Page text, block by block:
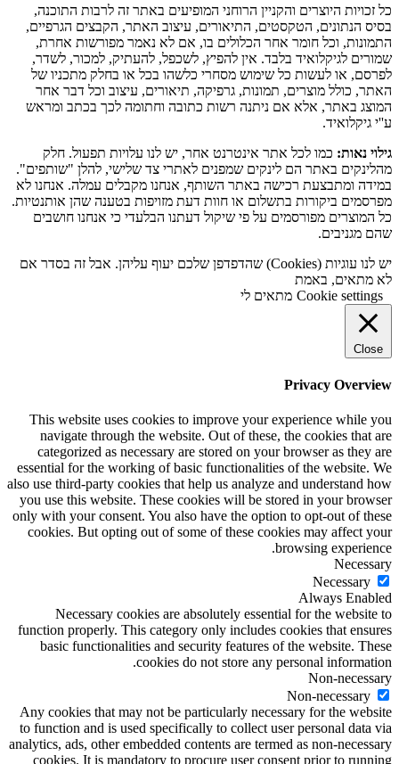
כל זכויות היוצרים והקניין הרוחני המופיעים באתר זה לרבות התוכנה,
בסיס הנתונים, הטקסטים, התיאורים, עיצוב האתר, הקבצים הגרפיים,
התמונות, וכל חומר אחר הכלולים בו, אם לא נאמר מפורשות אחרת,
שמורים לגיקלואיד בלבד. אין להפיץ, לשכפל, להעתיק, למכור, לשדר,
לפרסם, או לעשות כל שימוש מסחרי כלשהו בכל או בחלק מתכניו של
האתר, כולל מוצרים, תמונות, גרפיקה, תיאורים, עיצוב וכל דבר אחר
המוצג באתר, אלא אם ניתנה רשות כתובה וחתומה לכך בכתב ומראש
ע''י גיקלואיד.
גילוי נאות: כמו לכל אתר אינטרנט אחר, יש לנו עלויות תפעול. חלק
מהלינקים באתר הם לינקים שמפנים לאתרי צד שלישי, להלן "שותפים".
במידה ומתבצעת רכישה באתר השותף, אנחנו מקבלים עמלה. אנחנו לא
מפרסמים ביקורות בתשלום או חוות דעת מזויפות בטענה שהן אותנטיות.
כל המוצרים מפורסמים על פי שיקול דעתנו הבלעדי כי אנחנו חושבים
שהם מגניבים.
יש לנו עוגיות (Cookies) שהדפדפן שלכם יעוף עליהן. אבל זה בסדר אם
לא מתאים, באמת
Cookie settings מתאים לי
Close
Privacy Overview
This website uses cookies to improve your experience while you
navigate through the website. Out of these, the cookies that are
categorized as necessary are stored on your browser as they are
essential for the working of basic functionalities of the website. We
also use third-party cookies that help us analyze and understand how
you use this website. These cookies will be stored in your browser
only with your consent. You also have the option to opt-out of these
cookies. But opting out of some of these cookies may affect your
browsing experience.
Necessary
Necessary
Always Enabled
Necessary cookies are absolutely essential for the website to
function properly. This category only includes cookies that ensures
basic functionalities and security features of the website. These
cookies do not store any personal information.
Non-necessary
Non-necessary
Any cookies that may not be particularly necessary for the website
to function and is used specifically to collect user personal data via
analytics, ads, other embedded contents are termed as non-necessary
cookies. It is mandatory to procure user consent prior to running